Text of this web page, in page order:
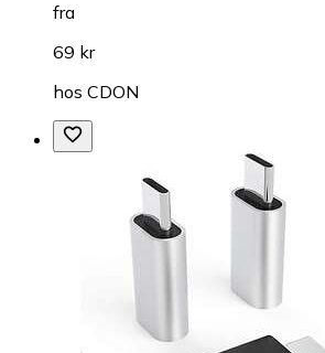
fra
69 kr
hos CDON